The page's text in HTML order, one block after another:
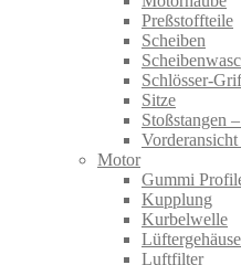
Preßstoffteile
Scheiben
Schlösser-
Sitze
Stoßstangen
Motor
Gummi
Kupplung
Kurbelwelle
Luftfilter